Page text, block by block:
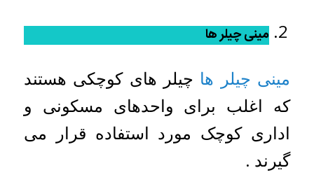
مینی چیلر ها
مینی چیلر ها چیلر های کوچکی هستند
که اغلب برای واحدهای مسکونی و
اداری کوچک مورد استفاده قرار می
گیرند .